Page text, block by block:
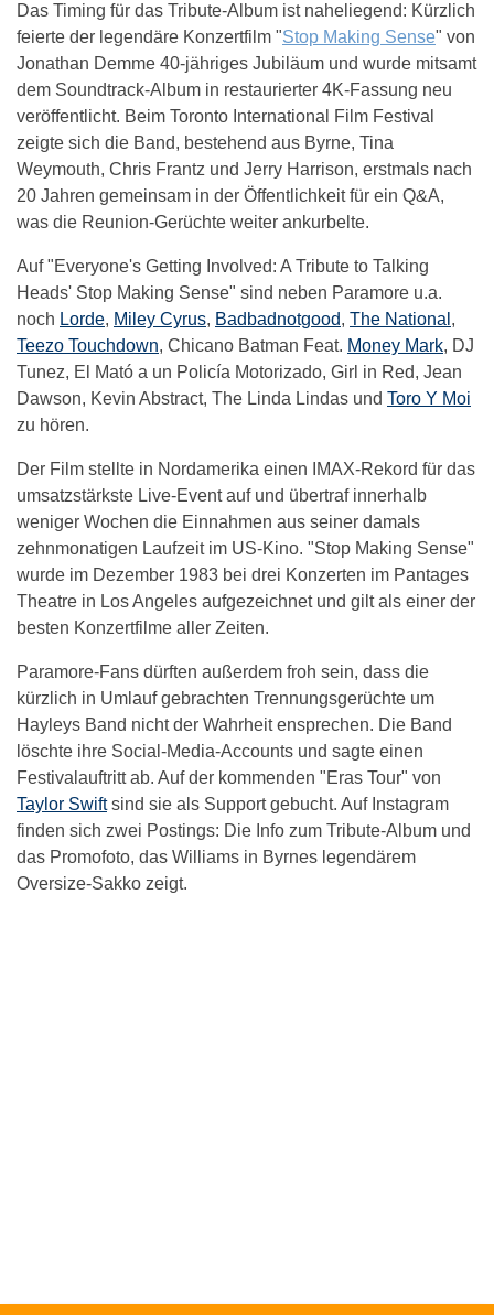
Das Timing für das Tribute-Album ist naheliegend: Kürzlich
feierte der legendäre Konzertfilm "Stop Making Sense" von
Jonathan Demme 40-jähriges Jubiläum und wurde mitsamt
dem Soundtrack-Album in restaurierter 4K-Fassung neu
veröffentlicht. Beim Toronto International Film Festival
zeigte sich die Band, bestehend aus Byrne, Tina
Weymouth, Chris Frantz und Jerry Harrison, erstmals nach
20 Jahren gemeinsam in der Öffentlichkeit für ein Q&A,
was die Reunion-Gerüchte weiter ankurbelte.
Auf "Everyone's Getting Involved: A Tribute to Talking
Heads' Stop Making Sense" sind neben Paramore u.a.
noch Lorde, Miley Cyrus, Badbadnotgood, The National ,
Teezo Touchdown, Chicano Batman Feat. Money Mark, DJ
Tunez, El Mató a un Policía Motorizado, Girl in Red, Jean
Dawson, Kevin Abstract, The Linda Lindas und Toro Y Moi
zu hören.
Der Film stellte in Nordamerika einen IMAX-Rekord für das
umsatzstärkste Live-Event auf und übertraf innerhalb
weniger Wochen die Einnahmen aus seiner damals
zehnmonatigen Laufzeit im US-Kino. "Stop Making Sense"
wurde im Dezember 1983 bei drei Konzerten im Pantages
Theatre in Los Angeles aufgezeichnet und gilt als einer der
besten Konzertfilme aller Zeiten.
Paramore-Fans dürften außerdem froh sein, dass die
kürzlich in Umlauf gebrachten Trennungsgerüchte um
Hayleys Band nicht der Wahrheit ensprechen. Die Band
löschte ihre Social-Media-Accounts und sagte einen
Festivalauftritt ab. Auf der kommenden "Eras Tour" von
Taylor Swiftsind sie als Support gebucht. Auf Instagram
finden sich zwei Postings: Die Info zum Tribute-Album und
das Promofoto, das Williams in Byrnes legendärem
Oversize-Sakko zeigt.